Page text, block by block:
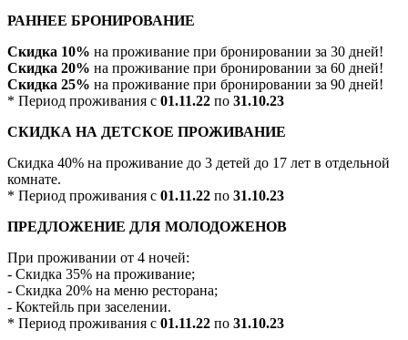
РАННЕЕ БРОНИРОВАНИЕ
Скидка 10% на проживание при бронировании за 30 дней!
Скидка 20% на проживание при бронировании за 60 дней!
Скидка 25% на проживание при бронировании за 90 дней!
* Период проживания с 01.11.22 по 31.10.23
СКИДКА НА ДЕТСКОЕ ПРОЖИВАНИЕ
Скидка 40% на проживание до 3 детей до 17 лет в отдельной
комнате.
* Период проживания с 01.11.22 по 31.10.23
ПРЕДЛОЖЕНИЕ ДЛЯ МОЛОДОЖЕНОВ
При проживании от 4 ночей:
- Скидка 35% на проживание;
- Скидка 20% на меню ресторана;
- Коктейль при заселении.
* Период проживания с 01.11.22 по 31.10.23